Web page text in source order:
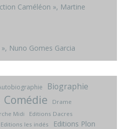
Caméléon », Martine
Nuno Gomes Garcia
Biographie
Comédie
Drame
Midi
Editions Dacres
Editions les indés Editions Plon